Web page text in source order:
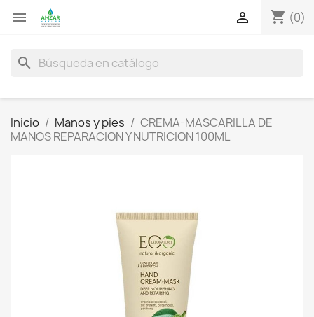
 shopping_cart (0)

search
Inicio Manos y pies
CREMA-MASCARILLA DE
MANOS REPARACION Y NUTRICION 100ML